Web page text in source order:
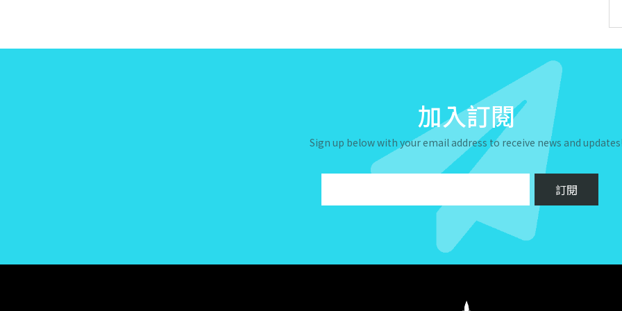
加入訂閱
Sign up below with your email address to receive news and